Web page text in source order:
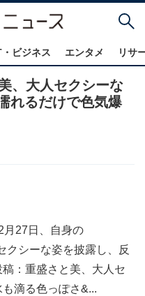
・ビジネス エンタメ リサ
、大人セクシーな
れるだけで色気爆
月27日、自身の
クシーな姿を披露し、反
：重盛さと美、大人セ
滴る色っぽさ&...